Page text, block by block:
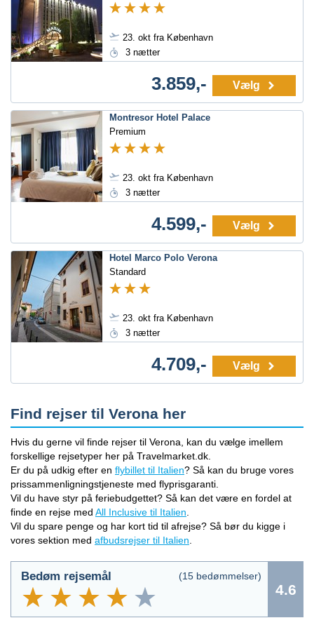
23. okt fra København
3 nætter
3.859,- Vælg
Montresor Hotel Palace
Premium
23. okt fra København
3 nætter
4.599,- Vælg
Hotel Marco Polo Verona
Standard
23. okt fra København
3 nætter
4.709,- Vælg
Find rejser til Verona her
Hvis du gerne vil finde rejser til Verona, kan du vælge imellem
forskellige rejsetyper her på Travelmarket.dk.
Er du på udkig efter en flybillet til Italien? Så kan du bruge vores
prissammenligningstjeneste med flyprisgaranti.
Vil du have styr på feriebudgettet? Så kan det være en fordel at
finde en rejse med All Inclusive til Italien
Vil du spare penge og har kort tid til afrejse? Så bør du kigge i
vores sektion med afbudsrejser til Italien
Bedøm rejsemål (15 bedømmelser)
4.6